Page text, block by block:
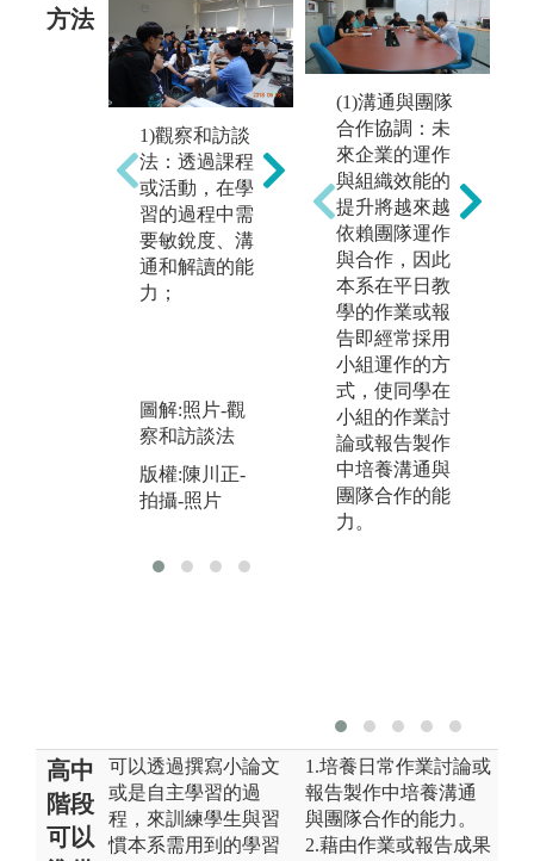
方法
1)觀察和訪談
法：透過課程
或活動，在學
習的過程中需
要敏銳度、溝
通和解讀的能
力；
圖解:照片-觀
察和訪談法
版權:陳川正-
拍攝-照片
2)個案分析：
以企業的事件
為素材，以管
理的理論作為
解決問題的基
石，藉此培養
學生的思辨能
力，個案教學
亦為本系重要
的教學特色。
圖解:個案競賽
版權:靜宜大學
行銷系
(1)溝通與團隊
合作協調：未
來企業的運作
與組織效能的
提升將越來越
依賴團隊運作
與合作，因此
本系在平日教
學的作業或報
告即經常採用
小組運作的方
式，使同學在
小組的作業討
論或報告製作
中培養溝通與
團隊合作的能
力。
高中
階段
可以
可以透過撰寫小論文
或是自主學習的過
程，來訓練學生與習
慣本系需用到的學習
1.培養日常作業討論或
報告製作中培養溝通
與團隊合作的能力。
2.藉由作業或報告成果